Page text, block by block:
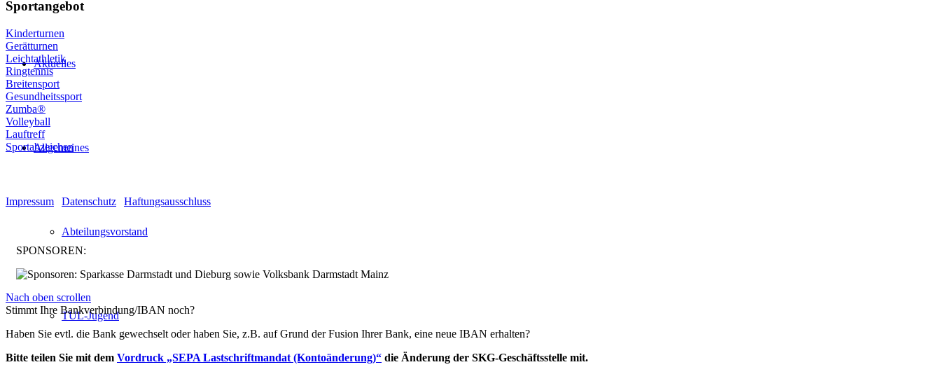
Aktuelles
Allgemeines
Abteilungsvorstand
TUL-Jugend
Sportangebot
Kinderturnen
Gerätturnen
Leichtathletik
Ringtennis
Breitensport
Gesundheitssport
Zumba®
Volleyball
Lauftreff
Sportabzeichen
Impressum Datenschutz Haftungsausschluss
SPONSOREN:
Nach oben scrollen
Stimmt Ihre Bankverbindung/IBAN noch?
Haben Sie evtl. die Bank gewechselt oder haben Sie, z.B. auf Grund der Fusion Ihrer Bank, eine neue IBAN erhalten?
Bitte teilen Sie mit dem Vordruck „SEPA Lastschriftmandat (Kontoänderung)“ die Änderung der SKG-Geschäftsstelle mit.